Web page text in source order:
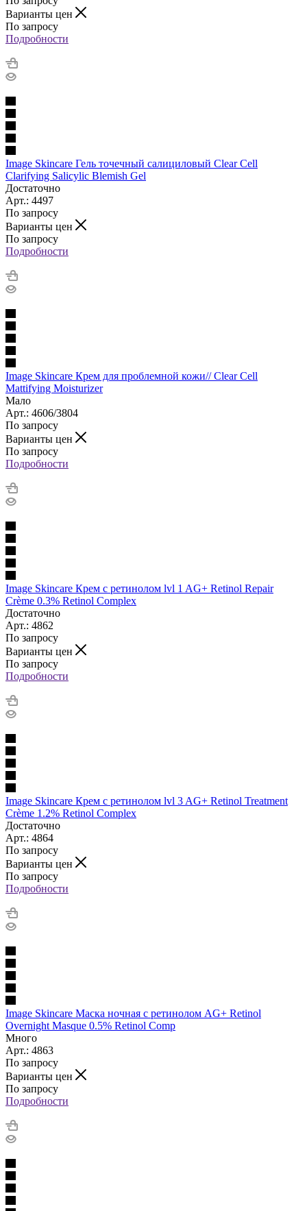
Варианты цен
По запросу
Подробности
Image Skincare Гель точечный салициловый Clear Cell
Clarifying Salicylic Blemish Gel
Достаточно
Арт.: 4497
По запросу
Варианты цен
По запросу
Подробности
Image Skincare Крем для проблемной кожи// Clear Cell
Mattifying Moisturizer
Мало
Арт.: 4606/3804
По запросу
Варианты цен
По запросу
Подробности
Image Skincare Крем с ретинолом lvl 1 AG+ Retinol Repair
Crème 0.3% Retinol Complex
Достаточно
Арт.: 4862
По запросу
Варианты цен
По запросу
Подробности
Image Skincare Крем с ретинолом lvl 3 AG+ Retinol Treatment
Crème 1.2% Retinol Complex
Достаточно
Арт.: 4864
По запросу
Варианты цен
По запросу
Подробности
Image Skincare Маска ночная с ретинолом AG+ Retinol
Overnight Masque 0.5% Retinol Comp
Много
Арт.: 4863
По запросу
Варианты цен
По запросу
Подробности